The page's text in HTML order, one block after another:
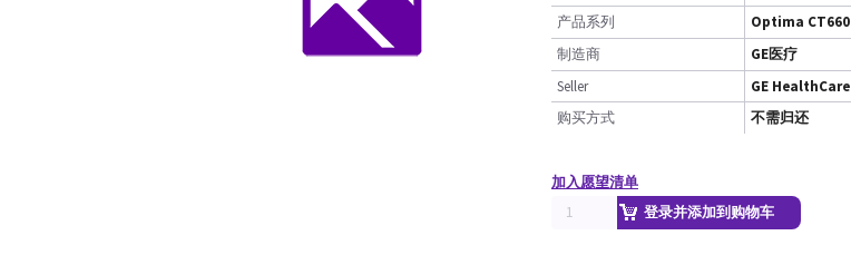
产品系列
Optima CT660
制造商
GE医疗
Seller
GE HealthCare
购买方式
不需归还
加入愿望清单
登录并添加到购物车